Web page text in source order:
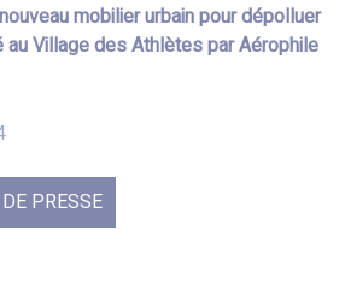
nouveau mobilier urbain pour dépolluer
au Village des Athlètes par Aérophile
PRESSE